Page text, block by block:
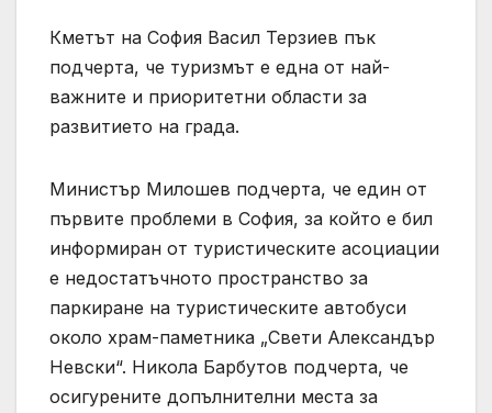
Кметът на София Васил Терзиев пък
подчерта, че туризмът е една от най-
важните и приоритетни области за
развитието на града.
Министър Милошев подчерта, че един от
първите проблеми в София, за който е бил
информиран от туристическите асоциации
е недостатъчното пространство за
паркиране на туристическите автобуси
около храм-паметника „Свети Александър
Невски“. Никола Барбутов подчерта, че
осигурените допълнителни места за